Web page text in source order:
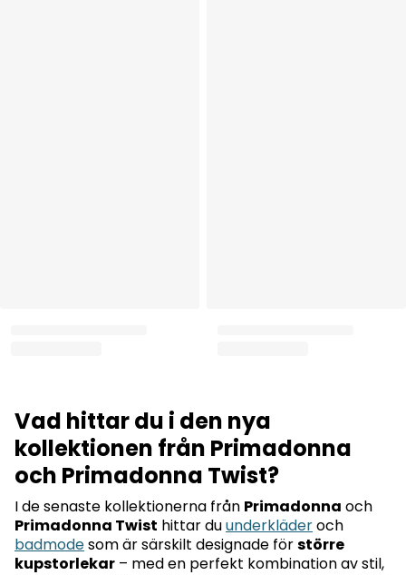
Vad hittar du i den nya
kollektionen från Primadonna
och Primadonna Twist?
I de senaste kollektionerna från Primadonna och
Primadonna Twist hittar duunderkläderoch
badmodesom är särskilt designade förstörre
kupstorlekar – med en perfekt kombination av stil,